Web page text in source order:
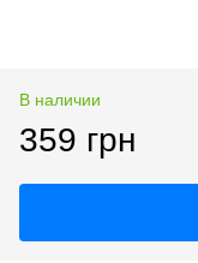
В наличии
359 грн